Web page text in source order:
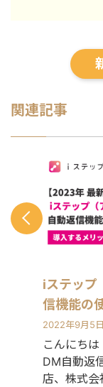
関連記事
iステップ
信機能の
2022年9月5日
こんにち
DM自動返
店、株式会